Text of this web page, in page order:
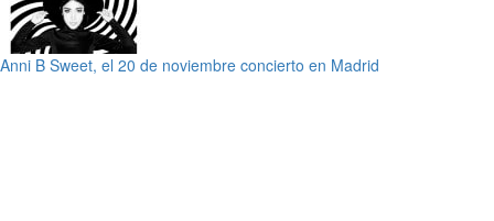
Anni B Sweet, el 20 de noviembre concierto en Madrid